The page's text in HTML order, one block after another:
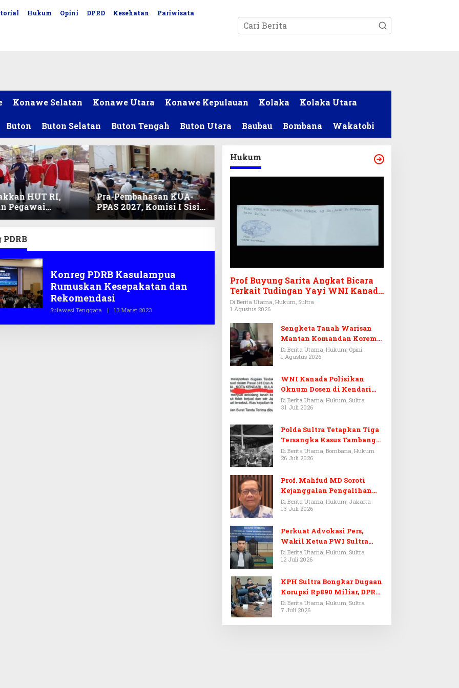
Hukum Opini DPRD Kesehatan Pariwisata
Konawe Selatan Konawe Utara Konawe Kepulauan Kolaka Kolaka Utara
Buton Buton Selatan Buton Tengah Buton Utara Baubau Bombana Wakatobi
HUT RI,
Pegawai
DPRD Sultra
Pra-Pembahasan KUA-
PPAS 2027, Komisi I Sisir
Program Prioritas
PDRB
Konreg PDRB Kasulampua
Rumuskan Kesepakatan dan
Rekomendasi
Sulawesi Tenggara | 13 Maret 2023
E
Hukum
Prof Buyung Sarita Angkat Bicara
Terkait Tudingan Yayi WNI Kanada
Ditagih Utang Rp3,6 Miliar
Di Berita Utama, Hukum, Sultra
1 Agustus 2026
Sengketa Tanah Warisan
Mantan Komandan Korem
143/HO, Ketika Warisan
Menjadi Arena Pemerasan
Di Berita Utama, Hukum, Opini
1 Agustus 2026
WNI Kanada Polisikan
Oknum Dosen di Kendari
Terkait Aset Puluhan Miliar
Di Berita Utama, Hukum, Sultra
31 Juli 2026
Polda Sultra Tetapkan Tiga
Tersangka Kasus Tambang
Emas Ilegal di Bombana
Di Berita Utama, Bombana, Hukum
26 Juli 2026
Prof. Mahfud MD Soroti
Kejanggalan Pengalihan
Penyelidikan Tersangka
Febrie Adriansyah
Di Berita Utama, Hukum, Jakarta
13 Juli 2026
Perkuat Advokasi Pers,
Wakil Ketua PWI Sultra
Resmi Dilantik Menjadi
Advokat PERADI
Di Berita Utama, Hukum, Sultra
12 Juli 2026
KPH Sultra Bongkar Dugaan
Korupsi Rp890 Miliar, DPRD
Sultra Gelar RDP
Di Berita Utama, Hukum, Sultra
7 Juli 2026